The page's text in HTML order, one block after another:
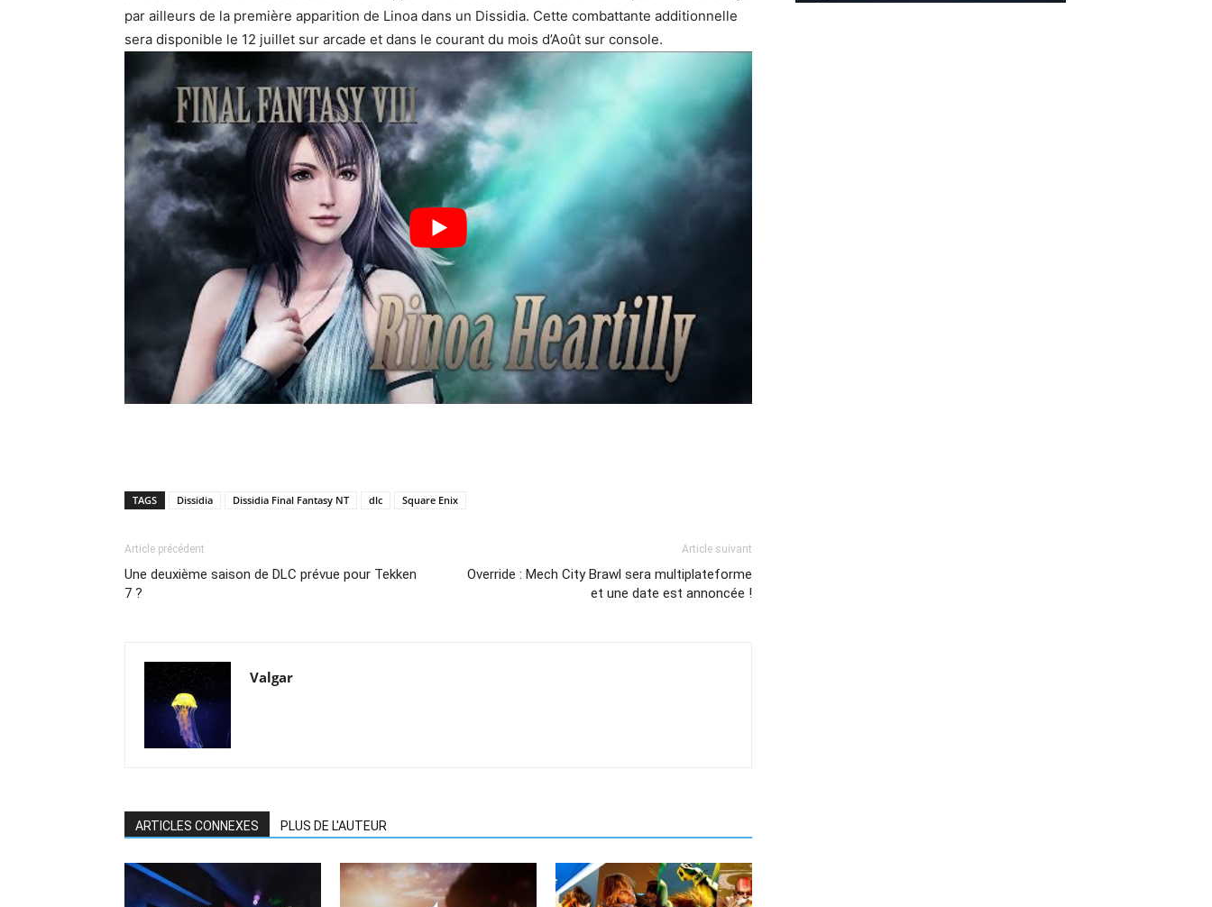
par ailleurs de la première apparition de Linoa dans un Dissidia. Cette combattante additionnelle
sera disponible le 12 juillet sur arcade et dans le courant du mois d’Août sur console.
TAGS Dissidia Dissidia Final Fantasy NT dlc Square Enix
Article précédent
Une deuxième saison de DLC prévue pour Tekken
7 ?
Article suivant
Override : Mech City Brawl sera multiplateforme
et une date est annoncée !
Valgar
ARTICLES CONNEXES PLUS DE L'AUTEUR